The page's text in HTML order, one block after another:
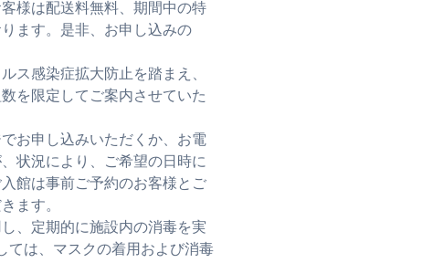
様は配送料無料、期間中の特
ます。是非、お申し込みの
ス感染症拡大防止を踏まえ、
を限定してご案内させていた
お申し込みいただくか、お電
状況により、ご希望の日時に
館は事前ご予約のお客様とご
ます。
、定期的に施設内の消毒を実
ては、マスクの着用および消毒